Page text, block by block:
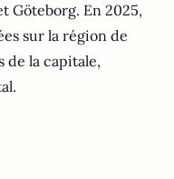
Göteborg. En 2025,
sur la région de
de la capitale,